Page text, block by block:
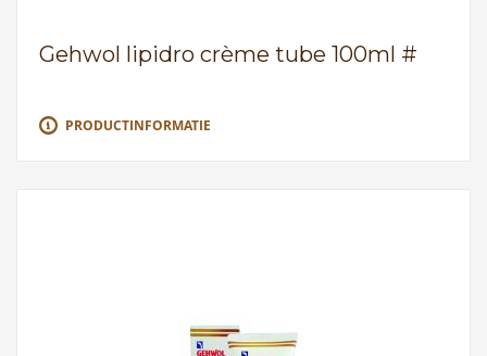
Gehwol lipidro crème tube 100ml #
PRODUCTINFORMATIE